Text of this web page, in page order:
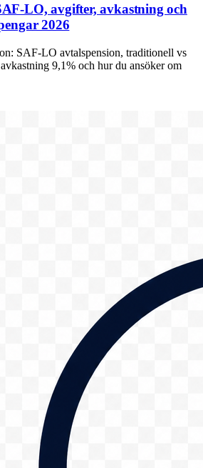
LO, avgifter, avkastning och
2026
SAF-LO avtalspension, traditionell vs
9,1% och hur du ansöker om